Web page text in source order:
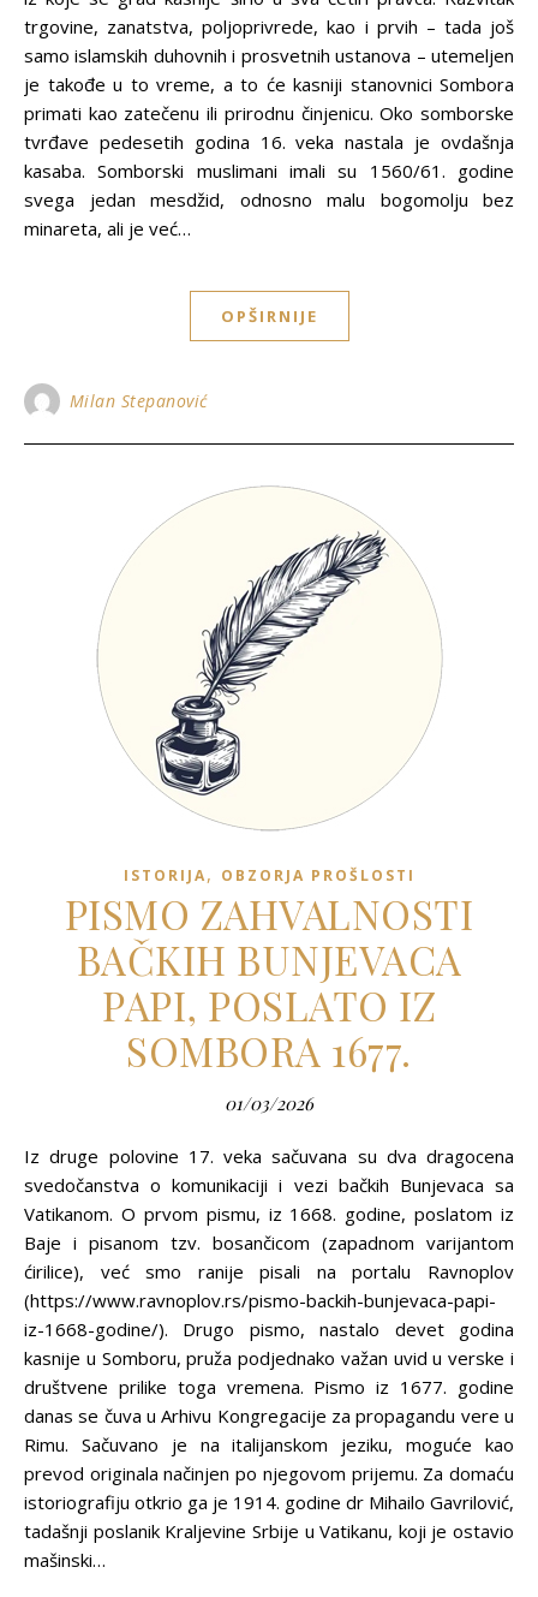
trgovine, zanatstva, polјoprivrede, kao i prvih – tada još
samo islamskih duhovnih i prosvetnih ustanova – utemelјen
je takođe u to vreme, a to će kasniji stanovnici Sombora
primati kao zatečenu ili prirodnu činjenicu. Oko somborske
tvrđave pedesetih godina 16. veka nastala je ovdašnja
kasaba. Somborski muslimani imali su 1560/61. godine
svega jedan mesdžid, odnosno malu bogomolјu bez
minareta, ali je već…
OPŠIRNIJE
Milan Stepanović
ISTORIJA, OBZORJA PROŠLOSTI
PISMO ZAHVALNOSTI
BAČKIH BUNJEVACA
PAPI, POSLATO IZ
SOMBORA 1677.
01/03/2026
Iz druge polovine 17. veka sačuvana su dva dragocena
svedočanstva o komunikaciji i vezi bačkih Bunjevaca sa
Vatikanom. O prvom pismu, iz 1668. godine, poslatom iz
Baje i pisanom tzv. bosančicom (zapadnom varijantom
ćirilice), već smo ranije pisali na portalu Ravnoplov
(https://www.ravnoplov.rs/pismo-backih-bunjevaca-papi-
iz-1668-godine/). Drugo pismo, nastalo devet godina
kasnije u Somboru, pruža podjednako važan uvid u verske i
društvene prilike toga vremena. Pismo iz 1677. godine
danas se čuva u Arhivu Kongregacije za propagandu vere u
Rimu. Sačuvano je na italijanskom jeziku, moguće kao
prevod originala načinjen po njegovom prijemu. Za domaću
istoriografiju otkrio ga je 1914. godine dr Mihailo Gavrilović,
tadašnji poslanik Kraljevine Srbije u Vatikanu, koji je ostavio
mašinski…